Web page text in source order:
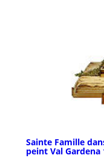
Sainte Famille
peint Val Gardena